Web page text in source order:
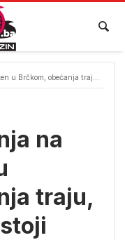
obećanja traju, projekat i dalje stoji
na
traju,